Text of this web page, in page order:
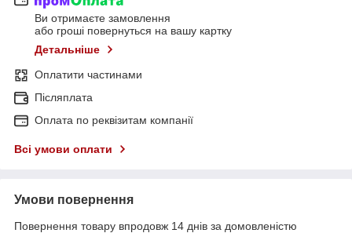
Ви отримаєте замовлення
або гроші повернуться на вашу картку
Детальніше
Оплатити частинами
Післяплата
Оплата по реквізитам компанії
Всі умови оплати
Умови повернення
Повернення товару впродовж 14 днів за домовленістю